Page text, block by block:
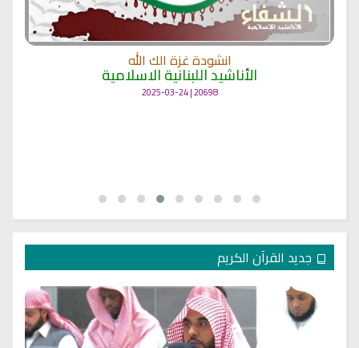
انشودة غزة الك الله
الأناشيد اللبنانية الاسلامية
20698 | 2025-03-24
جديد القرآن الكريم